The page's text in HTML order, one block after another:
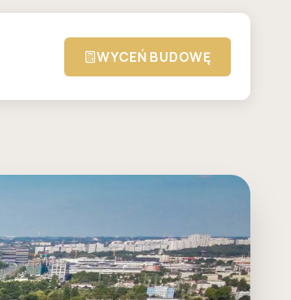
WYCEŃ BUDOWĘ